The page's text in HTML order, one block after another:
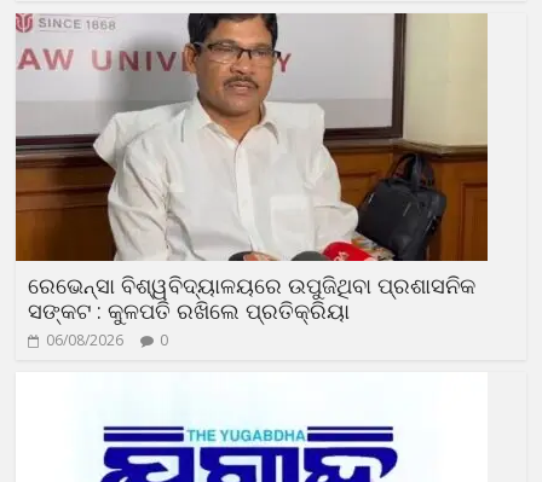
ରେଭେନ୍ସା ବିଶ୍ୱବିଦ୍ୟାଳୟରେ ଉପୁଜିଥିବା ପ୍ରଶାସନିକ
ସଙ୍କଟ : କୁଳପତି ରଖିଲେ ପ୍ରତିକ୍ରିୟା
06/08/2026 0